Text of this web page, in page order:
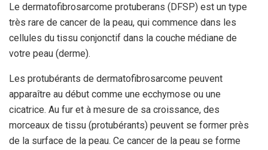
Le dermatofibrosarcome protuberans (DFSP) est un type
très rare de cancer de la peau, qui commence dans les
cellules du tissu conjonctif dans la couche médiane de
votre peau (derme).
Les protubérants de dermatofibrosarcome peuvent
apparaître au début comme une ecchymose ou une
cicatrice. Au fur et à mesure de sa croissance, des
morceaux de tissu (protubérants) peuvent se former près
de la surface de la peau. Ce cancer de la peau se forme